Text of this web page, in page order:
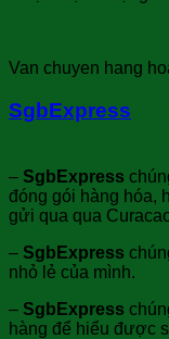
Van chuyen hang
SgbExpress
– SgbExpress
đóng gói hàng hóa,
gửi qua qua
– SgbExpress
nhỏ lẻ của mình.
– SgbExpress
hàng để hiểu được